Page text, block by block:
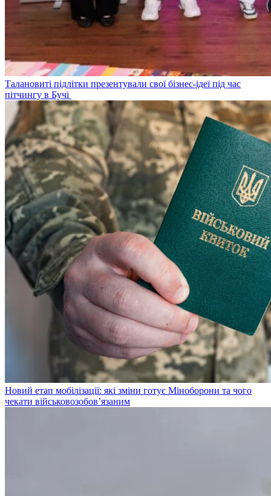
Талановиті підлітки презентували свої бізнес-ідеї під час
пітчингу в Бучі
Новий етап мобілізації: які зміни готує Міноборони та чого
чекати військовозобов’язаним